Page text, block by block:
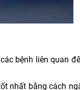
bệnh liên quan
nhất bằng cách